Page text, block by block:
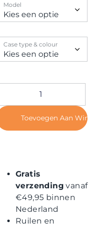
Model
Case type & colour
Toevoegen Aan
Gratis
verzending vanaf
€49,95 binnen
Nederland
Ruilen en